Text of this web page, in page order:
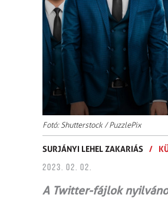
Fotó: Shutterstock / PuzzlePix
SURJÁNYI LEHEL ZAKARIÁS /
2023. 02. 02.
A Twitter-fájlok